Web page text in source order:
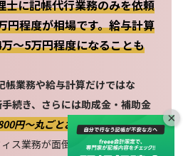
士に記帳代行業務のみを依頼
円程度が相場です。給与計算
～5万円程度になることも
帳業務や給与計算だけではな
続き、さらには助成金・補助金
円〜丸ごとお任せいただくこと
ス業務が面倒だと感じている方
×